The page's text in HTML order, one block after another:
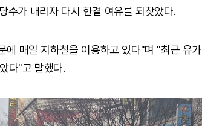
수가 내리자 다시 한결 여유를 되찾았다.
에 매일 지하철을 이용하고 있다"며 "최근 유가
다"고 말했다.